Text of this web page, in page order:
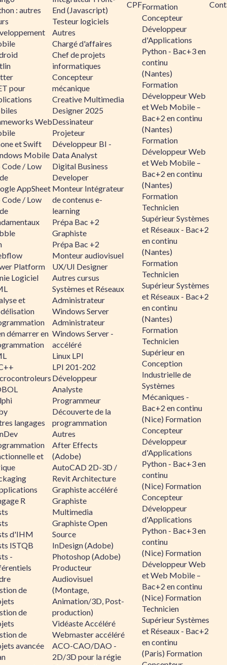
: autres
pour
Web
et Swift
Mobile
/ Low
AppSheet
/ Low
Platform
Logiciel
et
démarrer en
langages
et
R
d'IHM
ISTQB
-
de
de
de
avancée
End (Javascript)
Testeur logiciels
Autres
Chargé d'affaires
Chef de projets
informatiques
Concepteur
mécanique
Creative Multimedia
Designer 2025
Dessinateur
Projeteur
Développeur BI -
Data Analyst
Digital Business
Developer
Monteur Intégrateur
de contenus e-
learning
Prépa Bac +2
Graphiste
Prépa Bac +2
Monteur audiovisuel
UX/UI Designer
Autres cursus
Systèmes et Réseaux
Administrateur
Windows Server
Administrateur
Windows Server -
accéléré
Linux LPI
LPI 201-202
Développeur
Analyste
Programmeur
Découverte de la
programmation
Autres
After Effects
(Adobe)
AutoCAD 2D-3D /
Revit Architecture
Graphiste accéléré
Graphiste
Multimedia
Graphiste Open
Source
InDesign (Adobe)
Photoshop (Adobe)
Producteur
Audiovisuel
(Montage,
Animation/3D, Post-
production)
Vidéaste Accéléré
Webmaster accéléré
ACO-CAO/DAO -
2D/3D pour la régie
CPFFormation
Concepteur
Développeur
d'Applications
Python - Bac+3 en
continu
(Nantes)
Formation
Développeur Web
et Web Mobile –
Bac+2 en continu
(Nantes)
Formation
Développeur Web
et Web Mobile –
Bac+2 en continu
(Nantes)
Formation
Technicien
Supérieur Systèmes
et Réseaux - Bac+2
en continu
(Nantes)
Formation
Technicien
Supérieur Systèmes
et Réseaux - Bac+2
en continu
(Nantes)
Formation
Technicien
Supérieur en
Conception
Industrielle de
Systèmes
Mécaniques -
Bac+2 en continu
(Nice) Formation
Concepteur
Développeur
d'Applications
Python - Bac+3 en
continu
(Nice) Formation
Concepteur
Développeur
d'Applications
Python - Bac+3 en
continu
(Nice) Formation
Développeur Web
et Web Mobile –
Bac+2 en continu
(Nice) Formation
Technicien
Supérieur Systèmes
et Réseaux - Bac+2
en continu
(Paris) Formation